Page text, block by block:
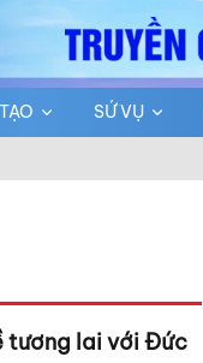
SỨ VỤ
tương lai với Đức